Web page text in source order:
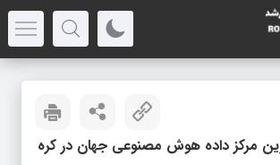
مرکز داده هوش مصنوعی جهان در کره